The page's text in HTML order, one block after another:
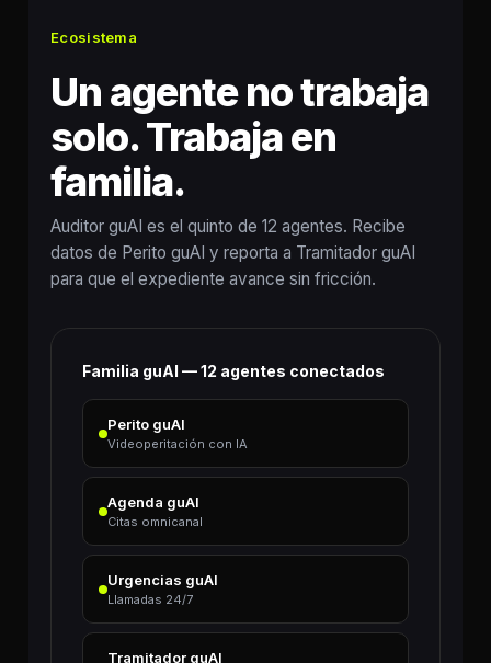
Ecosistema
Un agente no trabaja
solo. Trabaja en
familia.
Auditor guAI es el quinto de 12 agentes. Recibe
datos de Perito guAI y reporta a Tramitador guAI
para que el expediente avance sin fricción.
Familia guAI — 12 agentes conectados
Perito guAI
Videoperitación con IA
Agenda guAI
Citas omnicanal
Urgencias guAI
Llamadas 24/7
Tramitador guAI